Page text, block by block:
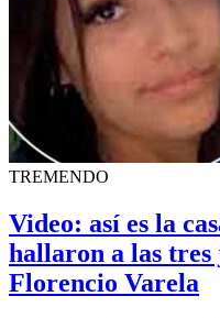
TREMENDO
Video: así es la
hallaron a las tres
Florencio Varela